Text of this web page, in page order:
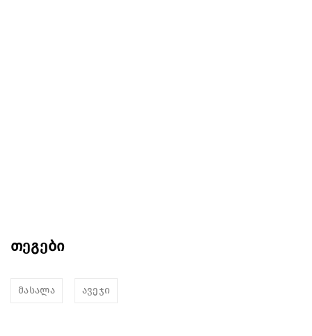
თეგები
მასალა ავეჯი